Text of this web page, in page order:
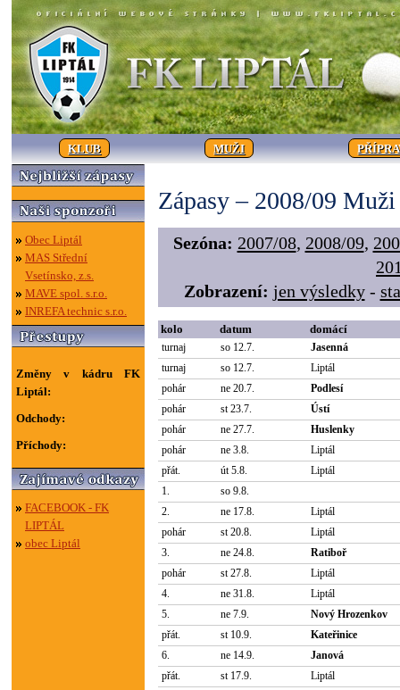
KLUB MUŽI
Obec Liptál
MAS Střední
Vsetínsko, z.s.
MAVE spol. s.r.o.
INREFA technic s.r.o.
Změny v kádru FK
Liptál:
Odchody:
Příchody:
FACEBOOK - FK
LIPTÁL
obec Liptál
Zápasy – 2008/09 Muži
Sezóna: 2007/08, 2008/09,
Zobrazení: jen výsledky-
kolo datum domácí
turnaj so 12.7.
Jasenná
turnaj
so 12.7.
Liptál
pohár
ne 20.7.
Podlesí
pohár
st 23.7.
Ústí
pohár
ne 27.7.
Huslenky
pohár
ne 3.8.
Liptál
přát.
út 5.8.
Liptál
1.
so 9.8.
2.
ne 17.8.
Liptál
pohár
st 20.8.
Liptál
3.
ne 24.8.
Ratiboř
pohár
st 27.8.
Liptál
4.
ne 31.8.
Liptál
5.
ne 7.9.
Nový Hrozenkov
přát.
st 10.9.
Kateřinice
6.
ne 14.9.
Janová
přát.
st 17.9.
Liptál